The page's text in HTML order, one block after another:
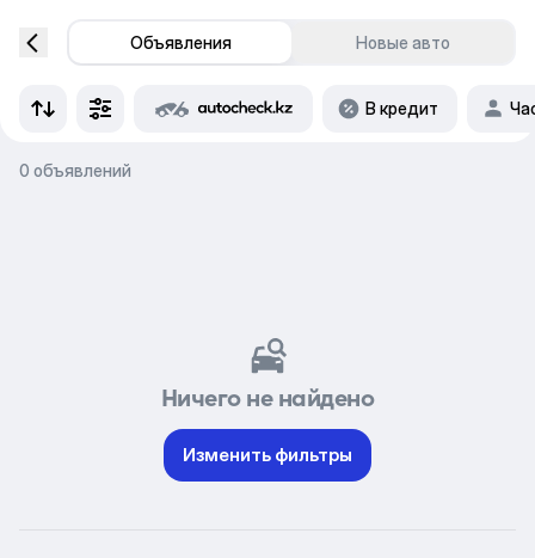
Объявления Новые авто
В кредит
0 объявлений
Ничего не найдено
Изменить фильтры